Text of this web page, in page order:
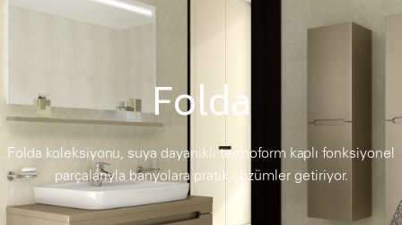
Folda
Folda koleksiyonu, suya dayanıklı termoform kaplı fonksiyonel
parçalarıyla banyolara pratik çözümler getiriyor.